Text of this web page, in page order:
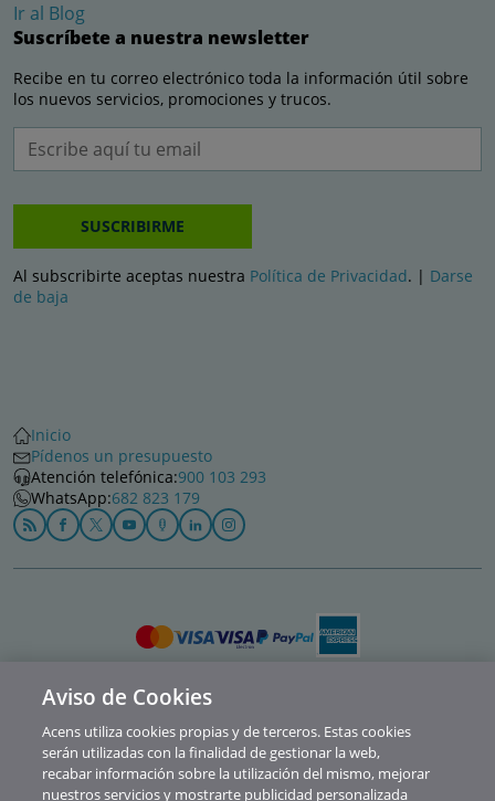
Ir al Blog
Suscríbete a nuestra newsletter
Recibe en tu correo electrónico toda la información útil sobre
los nuevos servicios, promociones y trucos.
SUSCRIBIRME
Al subscribirte aceptas nuestra Política de Privacidad. | Darse
de baja
Inicio
Pídenos un presupuesto
Atención telefónica:900 103 293
WhatsApp:682 823 179
Política de privacidad
Cookies
Contacto
Aviso de Cookies
Acens utiliza cookies propias y de terceros. Estas cookies
serán utilizadas con la finalidad de gestionar la web,
recabar información sobre la utilización del mismo, mejorar
nuestros servicios y mostrarte publicidad personalizada